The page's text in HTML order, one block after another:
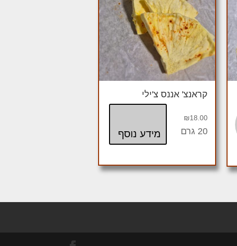
קראנצ' אננס צ'ילי
₪18.00
מידע נוסף 20 גרם